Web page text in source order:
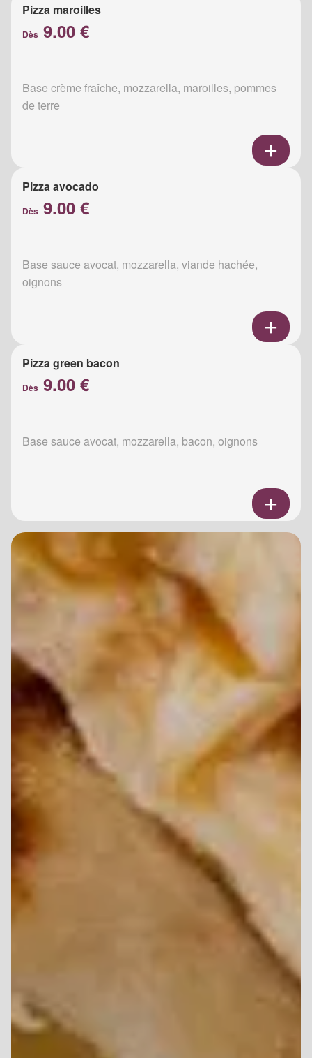
Pizza maroilles
Dès 9.00 €
Base crème fraîche, mozzarella, maroilles, pommes
de terre
Pizza avocado
Dès 9.00 €
Base sauce avocat, mozzarella, viande hachée,
oignons
Pizza green bacon
Dès 9.00 €
Base sauce avocat, mozzarella, bacon, oignons